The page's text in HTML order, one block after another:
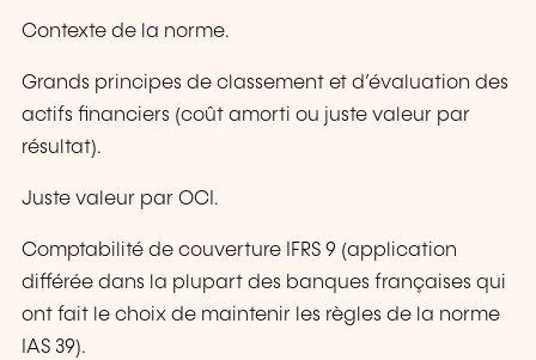
Contexte de la norme.
Grands principes de classement et d’évaluation des
actifs financiers (coût amorti ou juste valeur par
résultat).
Juste valeur par OCI.
Comptabilité de couverture IFRS 9 (application
différée dans la plupart des banques françaises qui
ont fait le choix de maintenir les règles de la norme
IAS 39).